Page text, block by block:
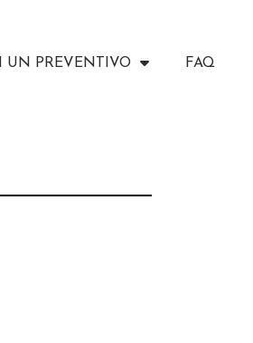
UN PREVENTIVO FAQ